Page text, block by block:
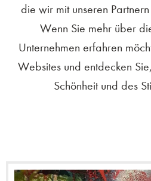
die wir mit unseren
Wenn Sie mehr über
Unternehmen erfahren
Websites und entdecken
Schönheit und des